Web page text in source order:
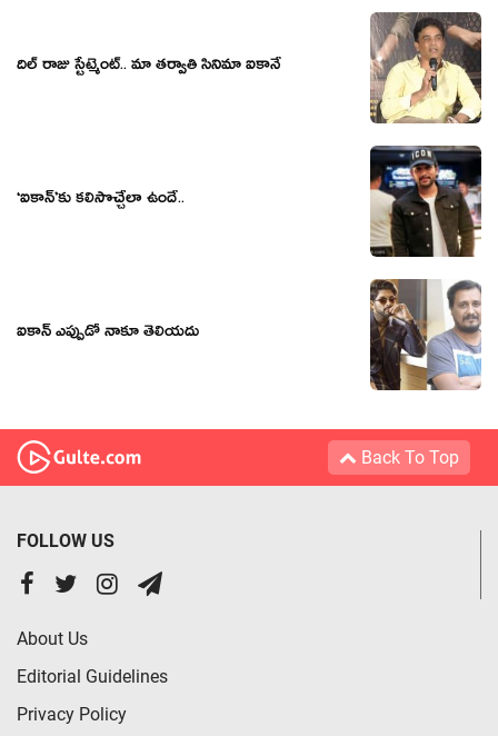
దిల్ రాజు స్టేట్మెంట్.. మా తర్వాతి సినిమా ఐకానే
‘ఐకాన్’కు కలిసొచ్చేలా ఉందే..
ఐకాన్ ఎప్పుడో నాకూ తెలియదు
Back To Top
FOLLOW US
About Us
Editorial Guidelines
Privacy Policy